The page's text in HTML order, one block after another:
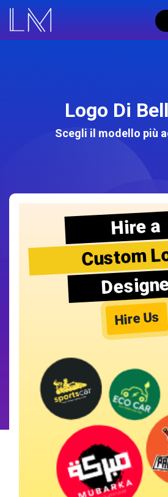
Logo Di
Scegli il modello più
Hire a
Custom
Hire Us